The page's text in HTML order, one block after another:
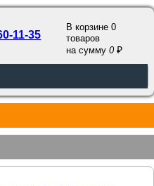
11-35
В корзине 0
товаров
на сумму0